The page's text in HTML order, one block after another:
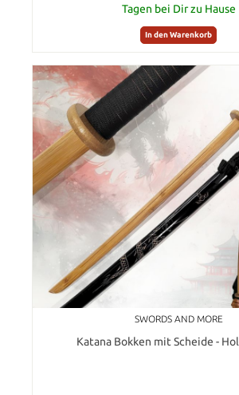
Tagen bei Dir zu Hause
In den Warenkorb
SWORDS AND MORE
Katana Bokken mit Scheide -